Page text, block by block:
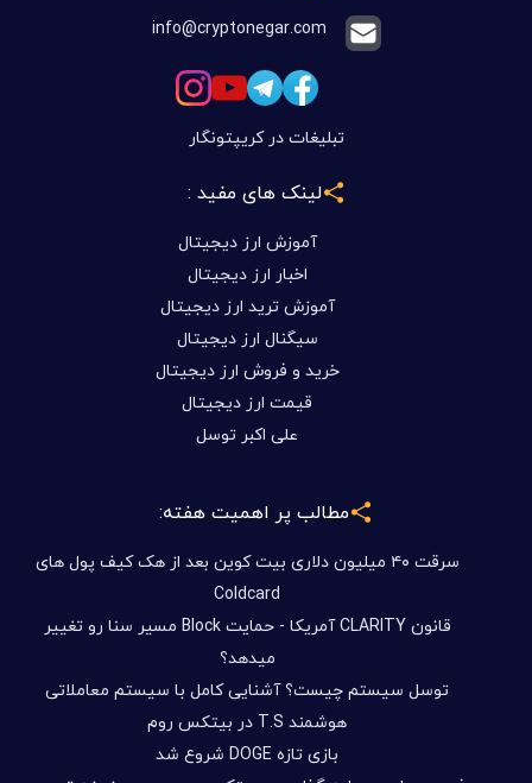
info@cryptonegar.com
تبلیغات در کریپتونگار
لینک های مفید :
آموزش ارز دیجیتال
اخبار ارز دیجیتال
آموزش ترید ارز دیجیتال
سیگنال ارز دیجیتال
خرید و فروش ارز دیجیتال
قیمت ارز دیجیتال
علی اکبر توسل
مطالب پر اهمیت هفته:
سرقت ۴۰ میلیون دلاری بیت کوین بعد از هک کیف پول های
Coldcard
قانون CLARITY آمریکا - حمایت Block مسیر سنا رو تغییر
میدهد؟
توسل سیستم چیست؟ آشنایی کامل با سیستم معاملاتی
هوشمند T.S در بیتکس روم
بازی تازه DOGE شروع شد